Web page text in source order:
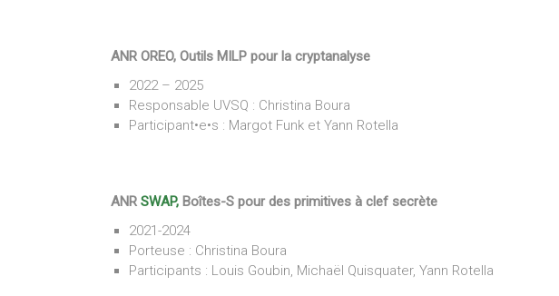
ANR OREO, Outils MILP pour la cryptanalyse
2022 – 2025
Responsable UVSQ : Christina Boura
Participant•e•s : Margot Funk et Yann Rotella
ANR SWAP, Boîtes-S pour des primitives à clef secrète
2021-2024
Porteuse : Christina Boura
Participants : Louis Goubin, Michaël Quisquater, Yann Rotella